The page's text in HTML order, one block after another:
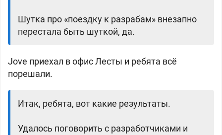
Шутка про «поездку к разрабам» внезапно
перестала быть шуткой, да.
Jove приехал в офис Лесты и ребята всё
порешали.
Итак, ребята, вот какие результаты.
Удалось поговорить с разработчиками и